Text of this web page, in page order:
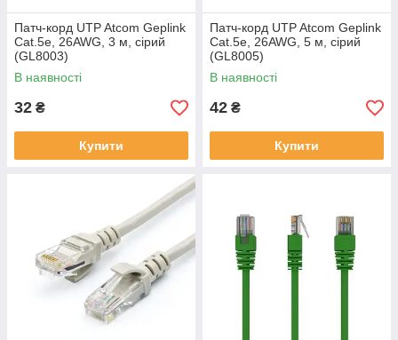
Патч-корд UTP Atcom Geplink
Cat.5e, 26AWG, 3 м, сірий
(GL8003)
В наявності
32 ₴
Купити
Патч-корд UTP Atcom Geplink
Cat.5e, 26AWG, 5 м, сірий
(GL8005)
В наявності
42 ₴
Купити